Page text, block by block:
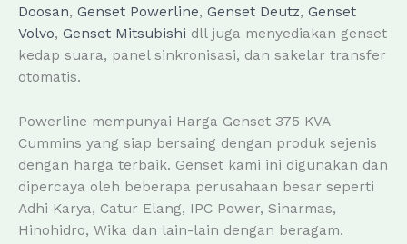
Doosan, Genset Powerline, Genset Deutz, Genset
Volvo, Genset Mitsubishi dll juga menyediakan genset
kedap suara, panel sinkronisasi, dan sakelar transfer
otomatis.
Powerline mempunyai Harga Genset 375 KVA
Cummins yang siap bersaing dengan produk sejenis
dengan harga terbaik. Genset kami ini digunakan dan
dipercaya oleh beberapa perusahaan besar seperti
Adhi Karya, Catur Elang, IPC Power, Sinarmas,
Hinohidro, Wika dan lain-lain dengan beragam.